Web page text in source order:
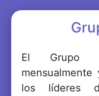
El Grupo
los líderes